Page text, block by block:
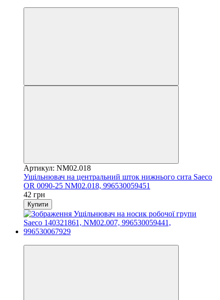
Артикул: NM02.018
Ущільнювач на центральний шток нижнього сита Saeco
OR 0090-25 NM02.018, 996530059451
42 грн
Купити